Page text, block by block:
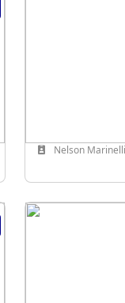
Nelson